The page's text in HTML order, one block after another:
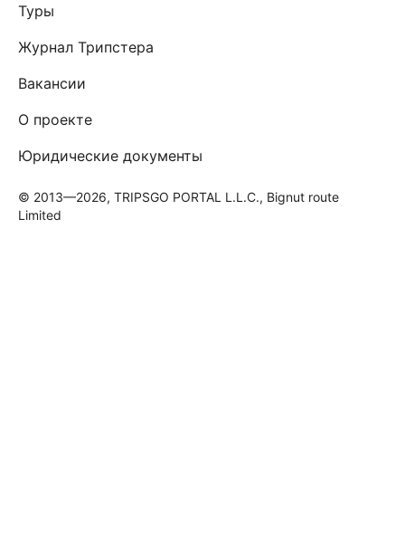
Туры
Журнал Трипстера
Вакансии
О проекте
Юридические документы
© 2013—2026, TRIPSGO PORTAL L.L.C., Bignut route
Limited